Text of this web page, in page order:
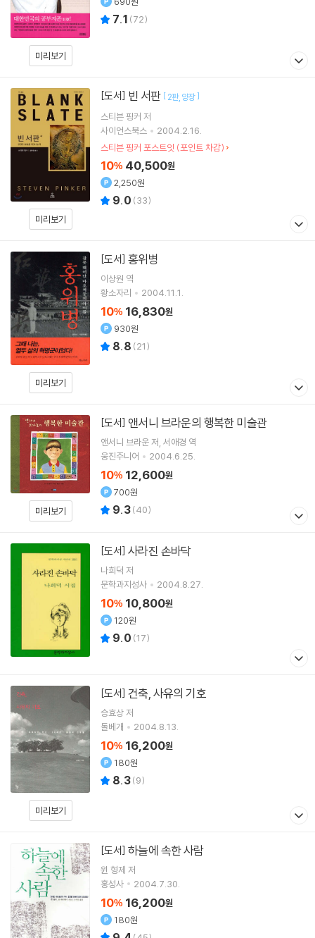
미리보기
7.1 (72)
미리보기
[도서] 빈 서판 [ 2판 양장]
스티븐 핑커 저
사이언스북스
2004.2.16.
스티븐 핑커 포스트잇 (포인트 차감)
10% 40,500원
2,250원
9.0 (33)
미리보기
[도서] 홍위병
이상원 역
황소자리
2004.11.1.
10% 16,830원
930원
8.8 (21)
미리보기
[도서] 앤서니 브라운의 행복한 미술관
앤서니 브라운저 서애경 역
웅진주니어
2004.6.25.
10% 12,600원
700원
9.3(40)
[도서] 사라진 손바닥
나희덕 저
문학과지성사
2004.8.27.
10% 10,800원
120원
9.0 (17)
미리보기
[도서] 건축, 사유의 기호
승효상저
돌베개
2004.8.13.
10% 16,200원
180원
8.3(9)
[도서] 하늘에 속한 사람
윈 형제 저
홍성사
2004.7.30.
10% 16,200원
180원